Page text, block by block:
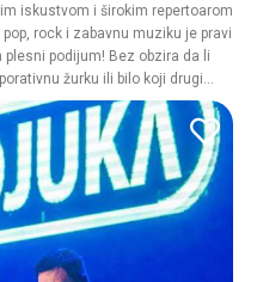
iskustvom i širokim repertoarom
rock i zabavnu muziku je pravi
plesni podijum! Bez obzira da li
žurku ili bilo koji drugi
besprekorna svirka i interakcija
Pored benda u ponudi je i DJ,
živog nastupa.